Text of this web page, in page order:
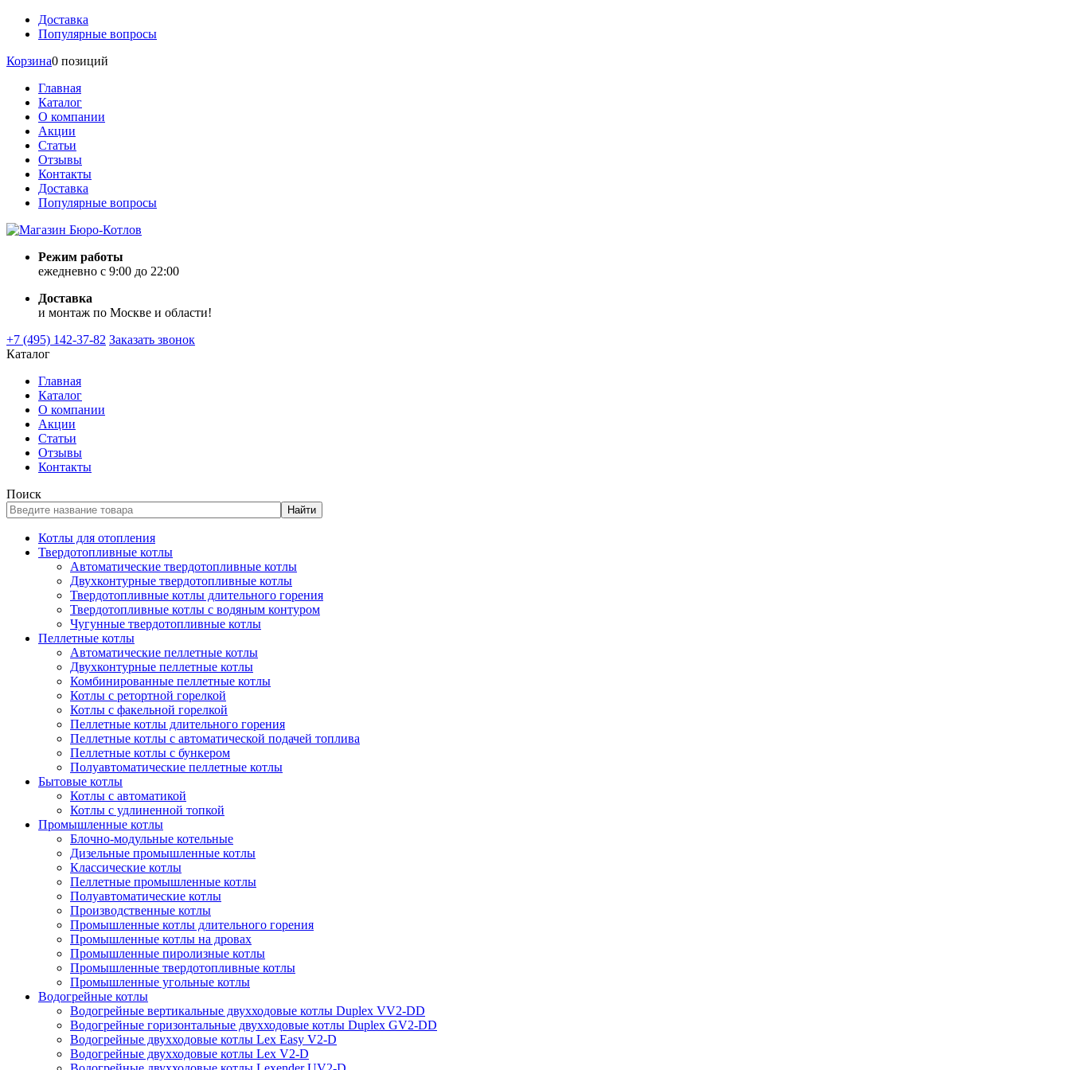
Доставка
Популярные вопросы
Корзина0 позиций
Главная
Каталог
О компании
Акции
Статьи
Отзывы
Контакты
Доставка
Популярные вопросы
Режим работы
ежедневно с 9:00 до 22:00
Доставка
и монтаж по Москве и области!
+7 (495) 142-37-82 Заказать звонок
Каталог
Главная
Каталог
О компании
Акции
Статьи
Отзывы
Контакты
Поиск
Найти
Котлы для отопления
Твердотопливные котлы
Автоматические твердотопливные котлы
Двухконтурные твердотопливные котлы
Твердотопливные котлы длительного горения
Твердотопливные котлы с водяным контуром
Чугунные твердотопливные котлы
Пеллетные котлы
Автоматические пеллетные котлы
Двухконтурные пеллетные котлы
Комбинированные пеллетные котлы
Котлы с ретортной горелкой
Котлы с факельной горелкой
Пеллетные котлы длительного горения
Пеллетные котлы с автоматической подачей топлива
Пеллетные котлы с бункером
Полуавтоматические пеллетные котлы
Бытовые котлы
Котлы с автоматикой
Котлы с удлиненной топкой
Промышленные котлы
Блочно-модульные котельные
Дизельные промышленные котлы
Классические котлы
Пеллетные промышленные котлы
Полуавтоматические котлы
Производственные котлы
Промышленные котлы длительного горения
Промышленные котлы на дровах
Промышленные пиролизные котлы
Промышленные твердотопливные котлы
Промышленные угольные котлы
Водогрейные котлы
Водогрейные вертикальные двухходовые котлы Duplex VV2-DD
Водогрейные горизонтальные двухходовые котлы Duplex GV2-DD
Водогрейные двухходовые котлы Lex Easy V2-D
Водогрейные двухходовые котлы Lex V2-D